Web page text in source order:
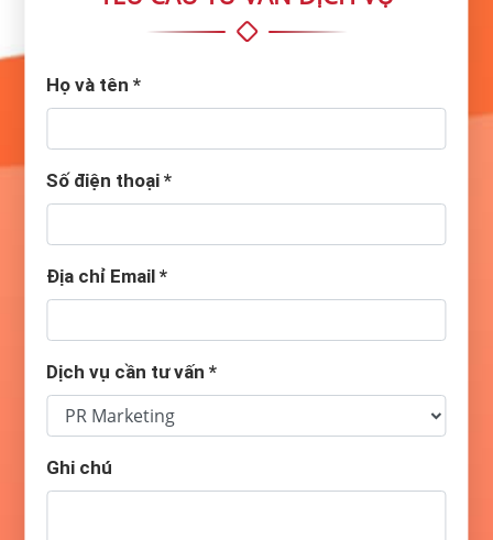
Họ và tên*
Số điện thoại*
Địa chỉ Email*
Dịch vụ cần tư vấn*
Ghi chú